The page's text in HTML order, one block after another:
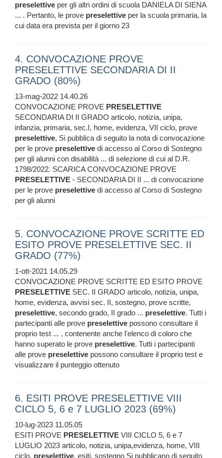
preselettive per gli altri ordini di scuola DANIELA DI SIENA
... . Pertanto, le prove preselettive per la scuola primaria, la
cui data era prevista per il giorno 23
4. CONVOCAZIONE PROVE
PRESELETTIVE SECONDARIA DI II
GRADO (80%)
13-mag-2022 14.40.26
CONVOCAZIONE PROVE PRESELETTIVE
SECONDARIA DI II GRADO articolo, notizia, unipa,
infanzia, primaria, sec.I, home, evidenza, VII ciclo, prove
preselettive, Si pubblica di seguito la nota di convocazione
per le prove preselettive di accesso al Corso di Sostegno
per gli alunni con disabilità ... di selezione di cui al D.R.
1798/2022. SCARICA CONVOCAZIONE PROVE
PRESELETTIVE - SECONDARIA DI II ... di convocazione
per le prove preselettive di accesso al Corso di Sostegno
per gli alunni
5. CONVOCAZIONE PROVE SCRITTE ED
ESITO PROVE PRESELETTIVE SEC. II
GRADO (77%)
1-ott-2021 14.05.29
CONVOCAZIONE PROVE SCRITTE ED ESITO PROVE
PRESELETTIVE SEC. II GRADO articolo, notizia, unipa,
home, evidenza, avvisi sec. II, sostegno, prove scritte,
preselettive, secondo grado, II grado ... preselettive. Tutti i
partecipanti alle prove preselettive possono consultare il
proprio test ... , contenente anche l'elenco di coloro che
hanno superato le prove preselettive. Tutti i partecipanti
alle prove preselettive possono consultare il proprio test e
visualizzare il punteggio ottenuto
6. ESITI PROVE PRESELETTIVE VIII
CICLO 5, 6 e 7 LUGLIO 2023 (69%)
10-lug-2023 11.05.05
ESITI PROVE PRESELETTIVE VIII CICLO 5, 6 e 7
LUGLIO 2023 articolo, notizia, unipa,evidenza, home, VIII
ciclo, preselettive, esiti, sostegno Si pubblicano di seguito